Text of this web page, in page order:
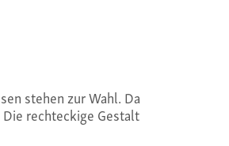
stehen zur Wahl. Da
rechteckige Gestalt